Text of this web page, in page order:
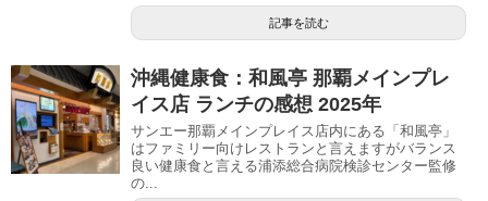
記事を読む
沖縄健康食：和風亭 那覇メインプレ
イス店 ランチの感想 2025年
サンエー那覇メインプレイス店内にある「和風亭」
はファミリー向けレストランと言えますがバランス
良い健康食と言える浦添総合病院検診センター監修
の...